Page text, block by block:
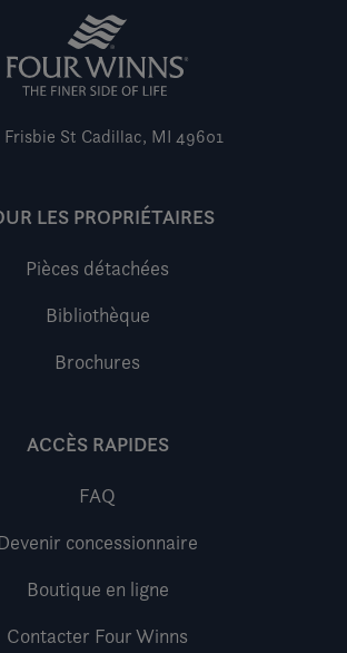
Frisbie St Cadillac, MI 49601
LES PROPRIÉTAIRES
Pièces détachées
Bibliothèque
Brochures
ACCÈS RAPIDES
FAQ
Devenir concessionnaire
Boutique en ligne
Contacter Four Winns